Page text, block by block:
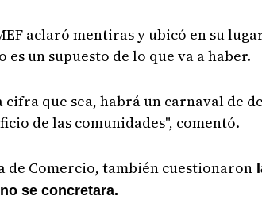
aclaró mentiras y ubicó en su
un supuesto de lo que va a haber.
que sea, habrá un carnaval de
de las comunidades", comentó.
de Comercio, también cuestionaron
se concretara.